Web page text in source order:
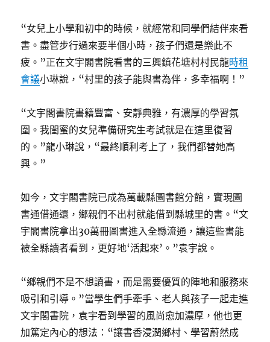
“女兒上小學和初中的時候，就經常和同學們結伴來看
書。盡管步行過來要半個小時，孩子們還是樂此不
疲。”正在文宇閣書院看書的三興鎮花塘村村民龍時租
會議小琳說，“村里的孩子能與書為伴，多幸福啊！”
“文宇閣書院書籍豐富、安靜典雅，有濃厚的學習氛
圍。我閨蜜的女兒準備研究生考試就是在這里復習
的。”龍小琳說，“最終順利考上了，我們都替她高
興。”
如今，文宇閣書院已成為萬載縣圖書館分館，實現圖
書通借通還，鄉親們不出村就能借到縣城里的書。“文
宇閣書院拿出30萬冊圖書進入全縣流通，讓這些書能
被全縣讀者看到，更好地‘活起來’。”袁宇說。
“鄉親們不是不想讀書，而是需要優質的陣地和服務來
吸引和引導。”當學生們手牽手、老人與孩子一起走進
文宇閣書院，袁宇看到學習的風尚愈加濃厚，他也更
加篤定內心的想法：“讓書香浸潤鄉村、學習蔚然成